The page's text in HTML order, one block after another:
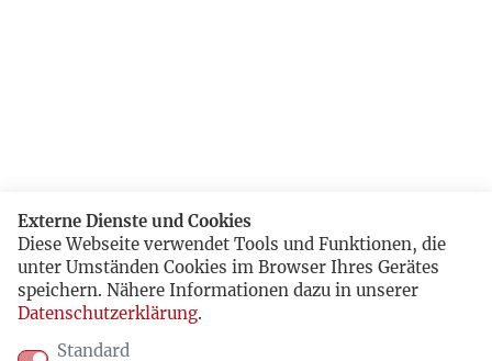
Externe Dienste und Cookies
Diese Webseite verwendet Tools und Funktionen, die
unter Umständen Cookies im Browser Ihres Gerätes
speichern. Nähere Informationen dazu in unserer
Datenschutzerklärung.
Standard